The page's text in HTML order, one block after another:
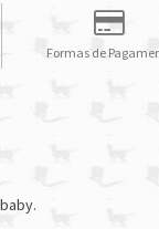
Formas de